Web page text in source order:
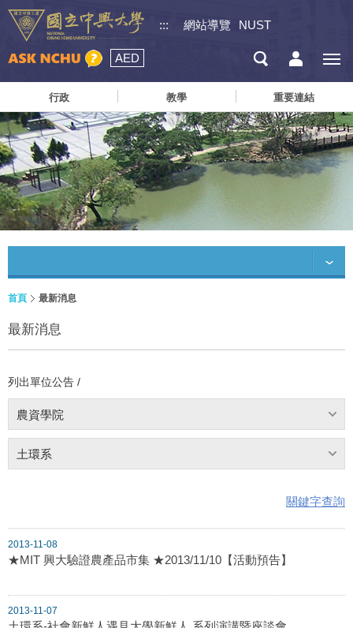
::: 網站導覽 NUST
AED
行政 教學 重要連結
首頁 最新消息
最新消息
列出單位公告 /
農資學院
土環系
關鍵字查詢
2013-11-08
★MIT 興大驗證農產品市集 ★2013/11/10【活動預告】
2013-11-07